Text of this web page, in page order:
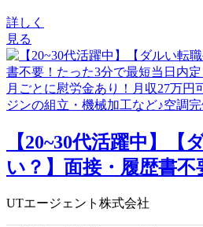
詳しく
見る
【20~30代活躍中】【
い？】面接・履歴書不
UTエージェント株式会社